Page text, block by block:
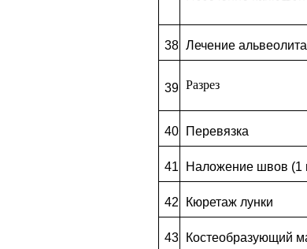
38 Лечение альвеолита
39 Разрез
40 Перевязка
41 Наложение швов (1
42 Кюретаж лунки
43 Костеобразующий